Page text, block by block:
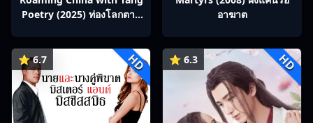
Poetry (2025) ท่องโลกตาม
อาฆาต
⭐ 6.7 HD ⭐ 6.3 HD